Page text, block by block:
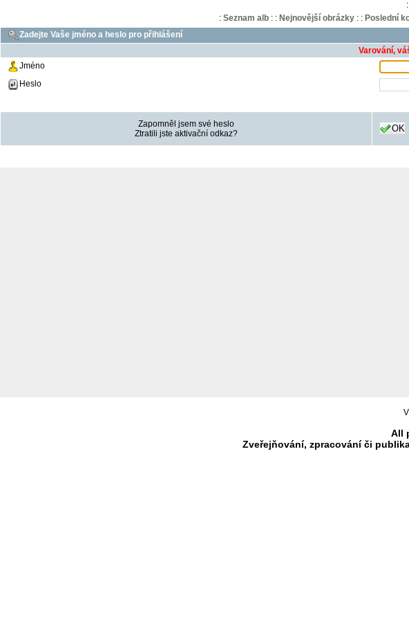
:
: Seznam alb: : Nejnovější obrázky: : Poslední
Zadejte Vaše jméno a heslo pro přihlášení
Varování,
Jméno
Heslo
Zapomněl jsem své heslo
Ztratili jste aktivační odkaz?
OK
All
Zveřejňování, zpracování či